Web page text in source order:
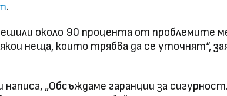
.
около 90 процента от проблемите
неща, които трябва да се уточнят“,
„Обсъждаме гаранции за